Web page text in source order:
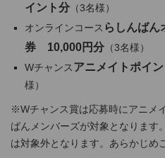
イント分 （3名様）
オンラインコース らしんば
券 10,000円分 （3名様）
Wチャンス アニメイトポイ
様）
※Wチャンス賞は応募時にアニメ
ばんメンバーズが対象となります
は対象外となります。あらかじめ